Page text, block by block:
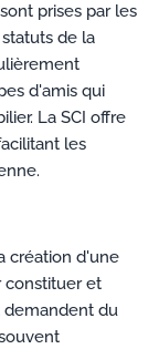
prises par les
de la
d'amis qui
La SCI offre
les
création d'une
constituer et
du